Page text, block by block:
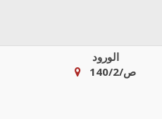
الورود
140/2/ص